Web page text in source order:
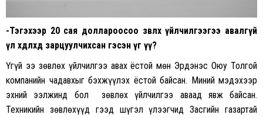
-Тэгэхээр 20 сая доллароосоо зөвлөх үйлчилгээгээ авалгүй
үл хөдлөхөд зарцуулчихсан гэсэн үг үү?
Үгүй ээ зөвлөх үйлчилгээ авах ёстой мөн Эрдэнэс Оюу Толгой
компанийн чадавхыг бэхжүүлэх ёстой байсан. Миний мэдэхээр
эхний ээлжинд бол зөвлөх үйлчилгээ аваад явж байсан.
Техникийн зөвлөхүүд гээд шүгэл үлээгчид Засгийн газартай